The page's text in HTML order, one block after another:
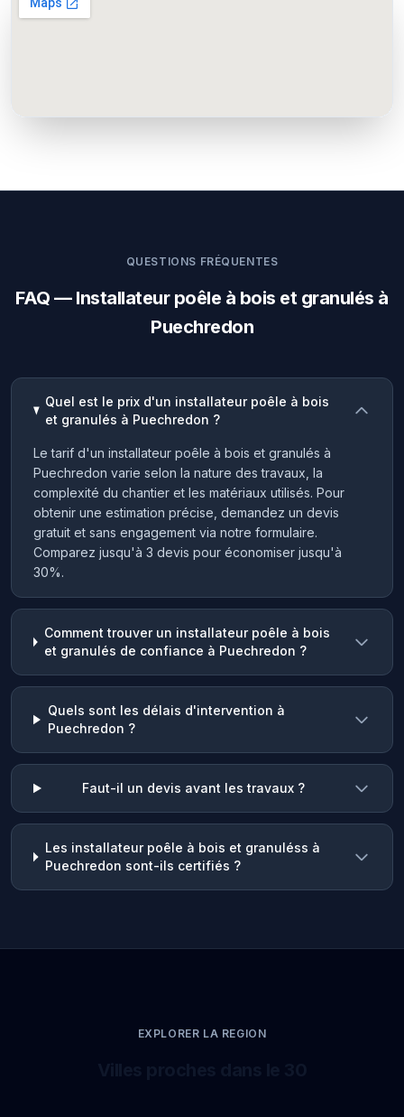
QUESTIONS FRÉQUENTES
FAQ — Installateur poêle à bois et granulés à
Puechredon
Quel est le prix d'un installateur poêle à bois
et granulés à Puechredon ?
Le tarif d'un installateur poêle à bois et granulés à
Puechredon varie selon la nature des travaux, la
complexité du chantier et les matériaux utilisés. Pour
obtenir une estimation précise, demandez un devis
gratuit et sans engagement via notre formulaire.
Comparez jusqu'à 3 devis pour économiser jusqu'à
30%.
Comment trouver un installateur poêle à bois
et granulés de confiance à Puechredon ?
Quels sont les délais d'intervention à
Puechredon ?
Faut-il un devis avant les travaux ?
Les installateur poêle à bois et granuléss à
Puechredon sont-ils certifiés ?
EXPLORER LA REGION